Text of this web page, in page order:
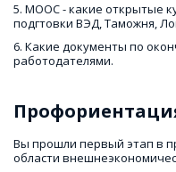
5. МООС - какие открытые
подгтовки ВЭД, Таможня,
6. Какие документы по
работодателями.
Вы прошли первый этап в
области